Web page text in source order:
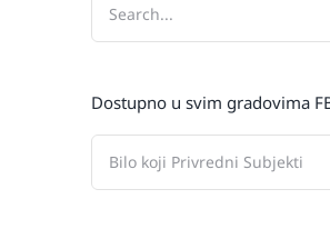
Dostupno u svim gradovima